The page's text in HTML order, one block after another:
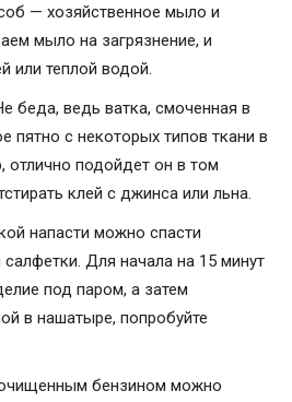
— хозяйственное мыло и
мыло на загрязнение, и
или теплой водой.
беда, ведь ватка, смоченная в
пятно с некоторых типов ткани в
отлично подойдет он в том
клей с джинса или льна.
напасти можно спасти
Для начала на 15 минут
под паром, а затем
в нашатыре, попробуйте
бензином можно